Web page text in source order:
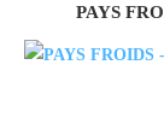
PAYS